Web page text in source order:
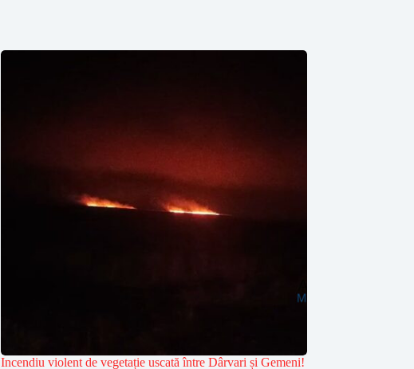
Incendiu violent de vegetație uscată între Dârvari și Gemeni!